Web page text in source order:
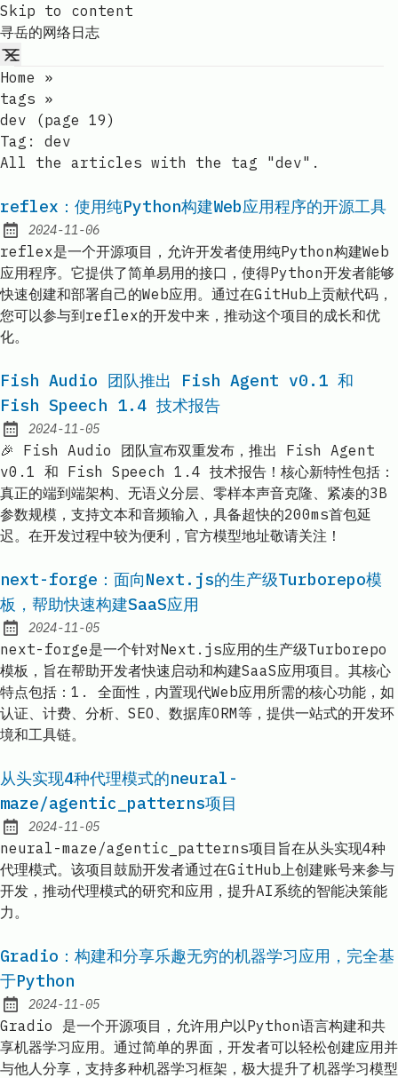
Skip to content
寻岳的网络日志
Home
»
tags »
dev (page 19)
Tag: dev
All the articles with the tag "dev".
reflex：使用纯Python构建Web应用程序的开源工具
Published:
2024-11-06
reflex是一个开源项目，允许开发者使用纯Python构建Web
应用程序。它提供了简单易用的接口，使得Python开发者能够
快速创建和部署自己的Web应用。通过在GitHub上贡献代码，
您可以参与到reflex的开发中来，推动这个项目的成长和优
化。
Fish Audio 团队推出 Fish Agent v0.1 和
Fish Speech 1.4 技术报告
Published:
2024-11-05
🎉 Fish Audio 团队宣布双重发布，推出 Fish Agent
v0.1 和 Fish Speech 1.4 技术报告！核心新特性包括：
真正的端到端架构、无语义分层、零样本声音克隆、紧凑的3B
参数规模，支持文本和音频输入，具备超快的200ms首包延
迟。在开发过程中较为便利，官方模型地址敬请关注！
next-forge：面向Next.js的生产级Turborepo模
板，帮助快速构建SaaS应用
Published:
2024-11-05
next-forge是一个针对Next.js应用的生产级Turborepo
模板，旨在帮助开发者快速启动和构建SaaS应用项目。其核心
特点包括：1. 全面性，内置现代Web应用所需的核心功能，如
认证、计费、分析、SEO、数据库ORM等，提供一站式的开发环
境和工具链。
从头实现4种代理模式的neural-
maze/agentic_patterns项目
Published:
2024-11-05
neural-maze/agentic_patterns项目旨在从头实现4种
代理模式。该项目鼓励开发者通过在GitHub上创建账号来参与
开发，推动代理模式的研究和应用，提升AI系统的智能决策能
力。
Gradio：构建和分享乐趣无穷的机器学习应用，完全基
于Python
Published:
2024-11-05
Gradio 是一个开源项目，允许用户以Python语言构建和共
享机器学习应用。通过简单的界面，开发者可以轻松创建应用并
与他人分享，支持多种机器学习框架，极大提升了机器学习模型